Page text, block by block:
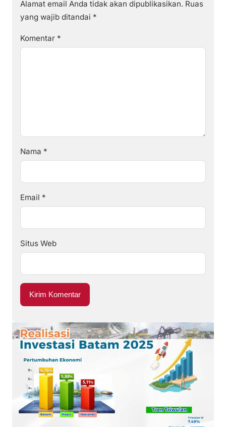
Alamat email Anda tidak akan dipublikasikan. Ruas
yang wajib ditandai *
Komentar *
Nama *
Email *
Situs Web